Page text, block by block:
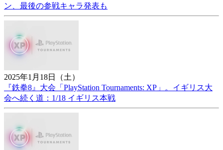
ン、最後の参戦キャラ発表も
2025年1月18日（土）
『鉄拳8』大会「PlayStation Tournaments: XP」。イギリス大
会へ続く道：1/18 イギリス本戦